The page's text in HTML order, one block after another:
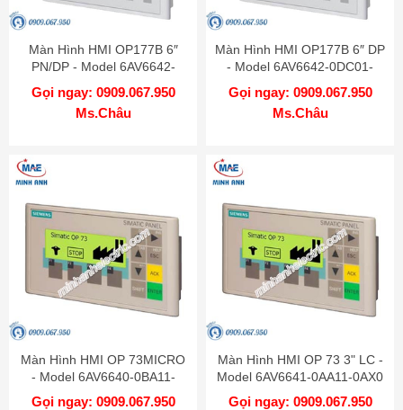
Màn Hình HMI OP177B 6″
PN/DP - Model 6AV6642-
0DA01-1AX1
Gọi ngay: 0909.067.950
Ms.Châu
Màn Hình HMI OP177B 6″ DP
- Model 6AV6642-0DC01-
1AX1
Gọi ngay: 0909.067.950
Ms.Châu
Màn Hình HMI OP 73MICRO
- Model 6AV6640-0BA11-
0AX0
Gọi ngay: 0909.067.950
Màn Hình HMI OP 73 3" LC -
Model 6AV6641-0AA11-0AX0
Gọi ngay: 0909.067.950